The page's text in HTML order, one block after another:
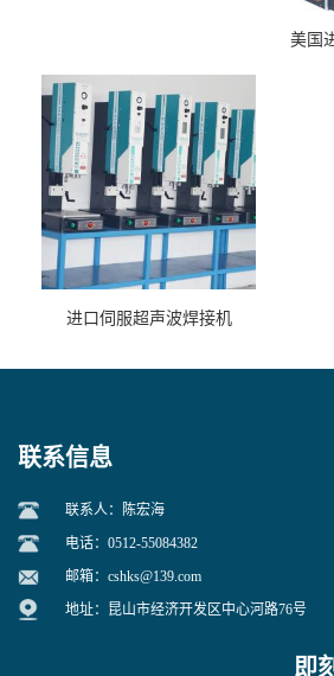
美国
进口伺服超声波焊接机
联系信息
联系人：陈宏海
电话：0512-55084382
邮箱： cshks@139.com
地址：昆山市经济开发区中心河路76号
即